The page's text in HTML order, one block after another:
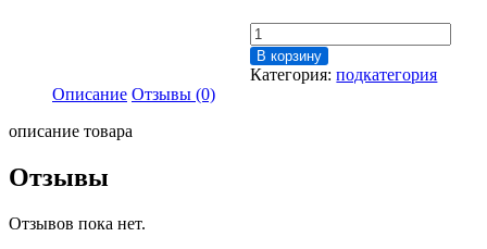
Количество
товара
Пуансон
В корзину
Категория:подкатегория
Описание Отзывы (0)
описание товара
Отзывы
Отзывов пока нет.